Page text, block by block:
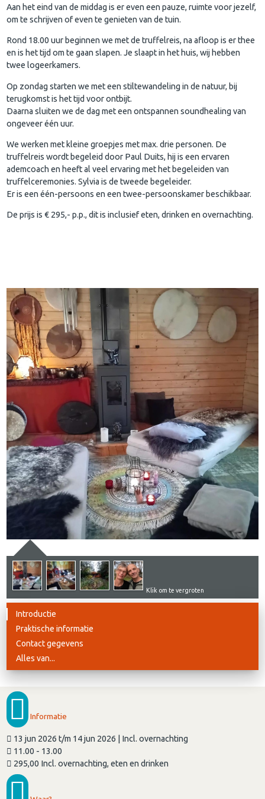
Aan het eind van de middag is er even een pauze, ruimte voor jezelf,
om te schrijven of even te genieten van de tuin.
Rond 18.00 uur beginnen we met de truffelreis, na afloop is er thee
en is het tijd om te gaan slapen. Je slaapt in het huis, wij hebben
twee logeerkamers.
Op zondag starten we met een stiltewandeling in de natuur, bij
terugkomst is het tijd voor ontbijt.
Daarna sluiten we de dag met een ontspannen soundhealing van
ongeveer één uur.
We werken met kleine groepjes met max. drie personen. De
truffelreis wordt begeleid door Paul Duits, hij is een ervaren
ademcoach en heeft al veel ervaring met het begeleiden van
truffelceremonies. Sylvia is de tweede begeleider.
Er is een één-persoons en een twee-persoonskamer beschikbaar.
De prijs is € 295,- p.p., dit is inclusief eten, drinken en overnachting.
Klik om te vergroten
Introductie
Praktische informatie
Contact gegevens
Alles van...
Informatie
13 jun 2026 t/m 14 jun 2026 | Incl. overnachting
11.00 - 13.00
295,00 Incl. overnachting, eten en drinken